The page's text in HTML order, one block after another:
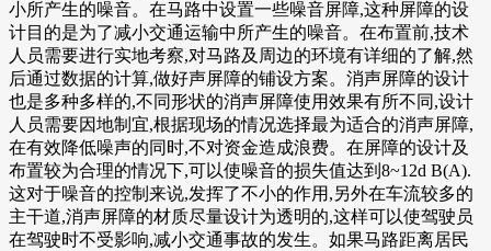
小所产生的噪音。在马路中设置一些噪音屏障,这种屏障的设
计目的是为了减小交通运输中所产生的噪音。在布置前,技术
人员需要进行实地考察,对马路及周边的环境有详细的了解,然
后通过数据的计算,做好声屏障的铺设方案。消声屏障的设计
也是多种多样的,不同形状的消声屏障使用效果有所不同,设计
人员需要因地制宜,根据现场的情况选择最为适合的消声屏障,
在有效降低噪声的同时,不对资金造成浪费。在屏障的设计及
布置较为合理的情况下,可以使噪音的损失值达到8~12d B(A).
这对于噪音的控制来说,发挥了不小的作用,另外在车流较多的
主干道,消声屏障的材质尽量设计为透明的,这样可以使驾驶员
在驾驶时不受影响,减小交通事故的发生。如果马路距离居民